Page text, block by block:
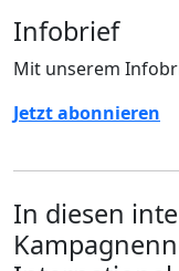
Infobrief
Mit unserem
Jetzt abonnieren
In diesen